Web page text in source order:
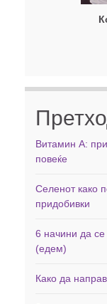
Витамин А:
повеќе
Селенот како
придобивки
6 начини да
(едем)
Како да